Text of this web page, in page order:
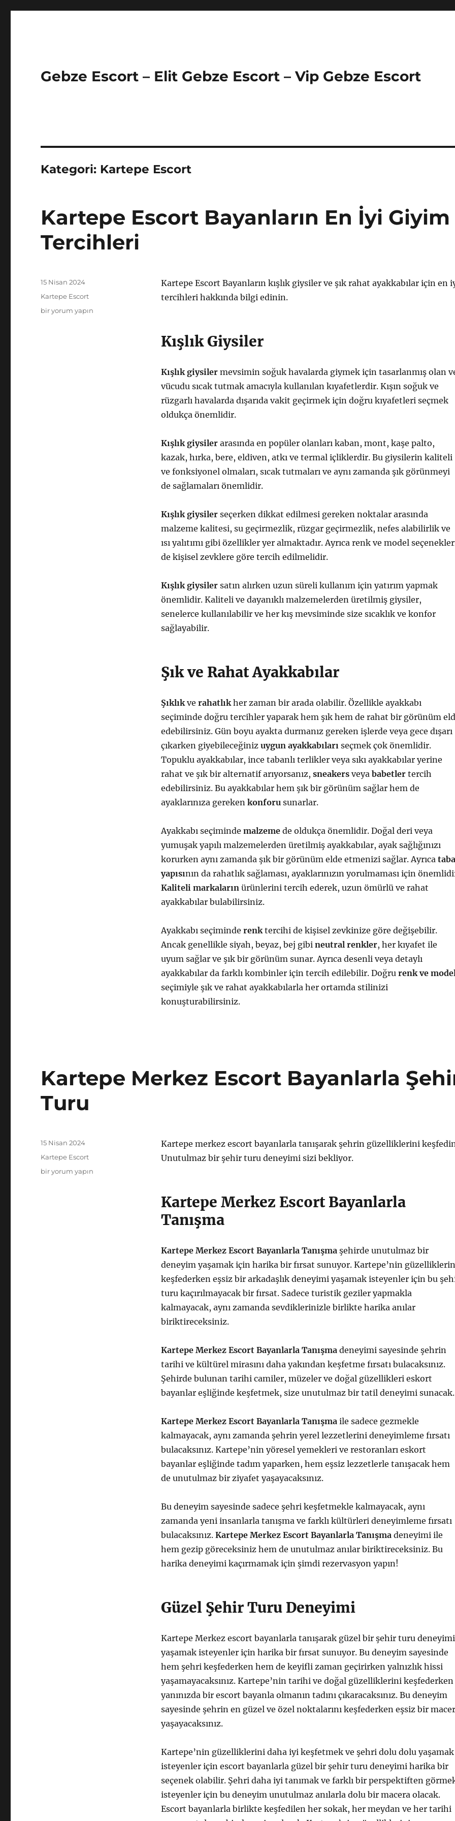
Gebze Escort – Elit Gebze Escort – Vip Gebze Escort
Kategori: Kartepe Escort
Kartepe Escort Bayanların En İyi Giyim
Tercihleri
Kartepe Escort Bayanların kışlık giysiler ve şık rahat ayakkabılar için en
tercihleri hakkında bilgi edinin.
Kışlık Giysiler
Kışlık giysilermevsimin soğuk havalarda giymek için tasarlanmış olan
vücudu sıcak tutmak amacıyla kullanılan kıyafetlerdir. Kışın soğuk ve
rüzgarlı havalarda dışarıda vakit geçirmek için doğru kıyafetleri seçmek
oldukça önemlidir.
Kışlık giysilerarasında en popüler olanları kaban, mont, kaşe palto,
kazak, hırka, bere, eldiven, atkı ve termal içliklerdir. Bu giysilerin kaliteli
ve fonksiyonel olmaları, sıcak tutmaları ve aynı zamanda şık görünmeyi
de sağlamaları önemlidir.
Kışlık giysilerseçerken dikkat edilmesi gereken noktalar arasında
malzeme kalitesi, su geçirmezlik, rüzgar geçirmezlik, nefes alabilirlik ve
ısı yalıtımı gibi özellikler yer almaktadır. Ayrıca renk ve model
de kişisel zevklere göre tercih edilmelidir.
Kışlık giysilersatın alırken uzun süreli kullanım için yatırım yapmak
önemlidir. Kaliteli ve dayanıklı malzemelerden üretilmiş giysiler,
senelerce kullanılabilir ve her kış mevsiminde size sıcaklık ve konfor
sağlayabilir.
Şık ve Rahat Ayakkabılar
Şıklıkve rahatlıkher zaman bir arada olabilir. Özellikle ayakkabı
seçiminde doğru tercihler yaparak hem şık hem de rahat bir görünüm
edebilirsiniz. Gün boyu ayakta durmanız gereken işlerde veya gece dışarı
çıkarken giyebileceğiniz uygun ayakkabılarıseçmek çok önemlidir.
Topuklu ayakkabılar, ince tabanlı terlikler veya sıkı ayakkabılar yerine
rahat ve şık bir alternatif arıyorsanız, sneakersveya babetlertercih
edebilirsiniz. Bu ayakkabılar hem şık bir görünüm sağlar hem de
ayaklarınıza gereken konforusunarlar.
Ayakkabı seçiminde malzemede oldukça önemlidir. Doğal deri veya
yumuşak yapılı malzemelerden üretilmiş ayakkabılar, ayak sağlığınızı
korurken aynı zamanda şık bir görünüm elde etmenizi sağlar. Ayrıca
yapısının da rahatlık sağlaması, ayaklarınızın yorulmaması için
Kaliteli markalarınürünlerini tercih ederek, uzun ömürlü ve rahat
ayakkabılar bulabilirsiniz.
Ayakkabı seçiminde renktercihi de kişisel zevkinize göre değişebilir.
Ancak genellikle siyah, beyaz, bej gibi neutral renkler, her kıyafet ile
uyum sağlar ve şık bir görünüm sunar. Ayrıca desenli veya detaylı
ayakkabılar da farklı kombinler için tercih edilebilir. Doğru renk ve
seçimiyle şık ve rahat ayakkabılarla her ortamda stilinizi
konuşturabilirsiniz.
Yayın
15 Nisan 2024
Kategoriler
Kartepe Escort
Kartepe
bir yorum yapın
Kartepe Merkez Escort Bayanlarla
Turu
Kartepe merkez escort bayanlarla tanışarak şehrin güzelliklerini
Unutulmaz bir şehir turu deneyimi sizi bekliyor.
Kartepe Merkez Escort Bayanlarla
Tanışma
Kartepe Merkez Escort Bayanlarla Tanışmaşehirde unutulmaz bir
deneyim yaşamak için harika bir fırsat sunuyor. Kartepe’nin
keşfederken eşsiz bir arkadaşlık deneyimi yaşamak isteyenler için bu
turu kaçırılmayacak bir fırsat. Sadece turistik geziler yapmakla
kalmayacak, aynı zamanda sevdiklerinizle birlikte harika anılar
biriktireceksiniz.
Kartepe Merkez Escort Bayanlarla Tanışmadeneyimi sayesinde şehrin
tarihi ve kültürel mirasını daha yakından keşfetme fırsatı bulacaksınız.
Şehirde bulunan tarihi camiler, müzeler ve doğal güzellikleri eskort
bayanlar eşliğinde keşfetmek, size unutulmaz bir tatil deneyimi sunacak.
Kartepe Merkez Escort Bayanlarla Tanışmaile sadece gezmekle
kalmayacak, aynı zamanda şehrin yerel lezzetlerini deneyimleme fırsatı
bulacaksınız. Kartepe’nin yöresel yemekleri ve restoranları eskort
bayanlar eşliğinde tadım yaparken, hem eşsiz lezzetlerle tanışacak hem
de unutulmaz bir ziyafet yaşayacaksınız.
Bu deneyim sayesinde sadece şehri keşfetmekle kalmayacak, aynı
zamanda yeni insanlarla tanışma ve farklı kültürleri deneyimleme fırsatı
bulacaksınız. Kartepe Merkez Escort Bayanlarla Tanışmadeneyimi ile
hem gezip göreceksiniz hem de unutulmaz anılar biriktireceksiniz. Bu
harika deneyimi kaçırmamak için şimdi rezervasyon yapın!
Güzel Şehir Turu Deneyimi
Kartepe Merkez escort bayanlarla tanışarak güzel bir şehir turu deneyimi
yaşamak isteyenler için harika bir fırsat sunuyor. Bu deneyim sayesinde
hem şehri keşfederken hem de keyifli zaman geçirirken yalnızlık hissi
yaşamayacaksınız. Kartepe’nin tarihi ve doğal güzelliklerini keşfederken
yanınızda bir escort bayanla olmanın tadını çıkaracaksınız. Bu deneyim
sayesinde şehrin en güzel ve özel noktalarını keşfederken eşsiz bir
yaşayacaksınız.
Kartepe’nin güzelliklerini daha iyi keşfetmek ve şehri dolu dolu yaşamak
isteyenler için escort bayanlarla güzel bir şehir turu deneyimi harika bir
seçenek olabilir. Şehri daha iyi tanımak ve farklı bir perspektiften
isteyenler için bu deneyim unutulmaz anılarla dolu bir macera olacak.
Escort bayanlarla birlikte keşfedilen her sokak, her meydan ve her tarihi
Yayın
15 Nisan 2024
Kategoriler
Kartepe Escort
Kartepe
bir yorum yapın